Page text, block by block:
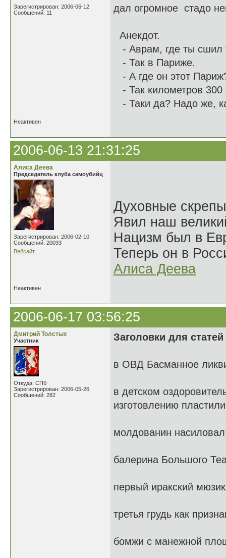
Зарегистрирован: 2006-06-12
Сообщений: 11
дал огромное стадо
Анекдот.
- Аврам, где ты сшил
- Так в Париже.
- А где он этот
- Так километров 300
- Таки да? Надо же,
Неактивен
2006-06-13 21:31:25
Алиса Деева
Председатель клуба самоубийц
Зарегистрирован: 2006-02-10
Сообщений: 20033
Вебсайт
Духовные
Явил наш
Нацизм был в
Теперь он в
Алиса Деева
Неактивен
2006-06-17 03:56:25
Дмитрий Толстых
Участник
Откуда: СПб
Зарегистрирован: 2006-05-26
Сообщений: 282
Заголовки для
в ОВД Басманное
в детском
изготовлению
молдованин
балерина Большого
первый иракский
третья грудь как
бомжи с манежной